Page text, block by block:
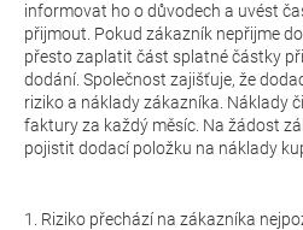
informovat ho o důvodech a uvést
přijmout. Pokud zákazník nepřijme
přesto zaplatit část splatné částky
dodání. Společnost zajišťuje, že
riziko a náklady zákazníka. Náklady
faktury za každý měsíc. Na žádost
pojistit dodací položku na náklady
1. Riziko přechází na zákazníka